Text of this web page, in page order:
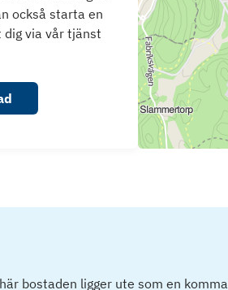
också starta en
dig via vår tjänst
bostaden ligger ute som en